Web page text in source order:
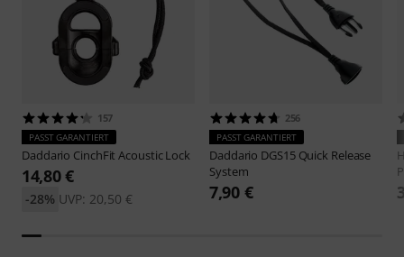
157
PASST GARANTIERT
Daddario CinchFit Acoustic Lock
14,80 €
UVP: 20,50 €
-28%
256
PASST GARANTIERT
Daddario DGS15 Quick Release
System
7,90 €